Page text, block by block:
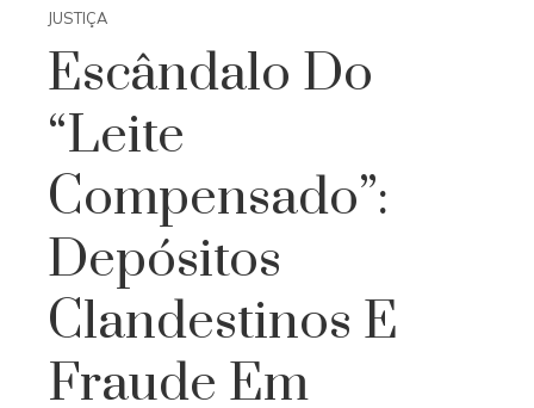
JUSTIÇA
Escândalo Do
“Leite
Compensado”:
Depósitos
Clandestinos E
Fraude Em